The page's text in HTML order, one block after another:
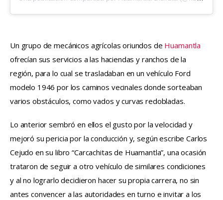
Un grupo de mecánicos agrícolas oriundos de Huamantla
ofrecían sus servicios a las haciendas y ranchos de la
región, para lo cual se trasladaban en un vehículo Ford
modelo 1946 por los caminos vecinales donde sorteaban
varios obstáculos, como vados y curvas redobladas.
Lo anterior sembró en ellos el gusto por la velocidad y
mejoró su pericia por la conducción y, según escribe Carlos
Cejudo en su libro “Carcachitas de Huamantla”, una ocasión
trataron de seguir a otro vehículo de similares condiciones
y al no lograrlo decidieron hacer su propia carrera, no sin
antes convencer a las autoridades en turno e invitar a los